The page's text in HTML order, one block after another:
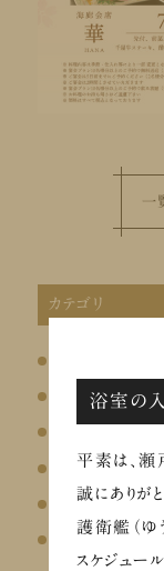
一
カテゴリ
イベント
お風呂
お食事
リラクゼーション
浴室の
平素は、瀬
誠にありがと
護衛艦（ゆ
スケジュー